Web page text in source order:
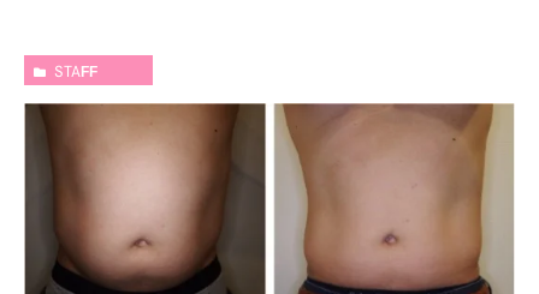
STAFF